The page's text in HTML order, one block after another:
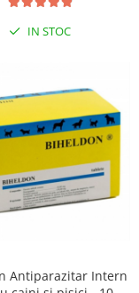
IN STOC
Antiparazitar Intern